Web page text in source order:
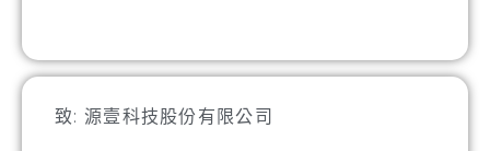
致: 源壹科技股份有限公司